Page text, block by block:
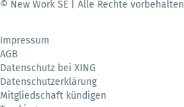
© New Work SE | Alle Rechte vorbehalten
Impressum
AGB
Datenschutz bei XING
Datenschutzerklärung
Mitgliedschaft kündigen